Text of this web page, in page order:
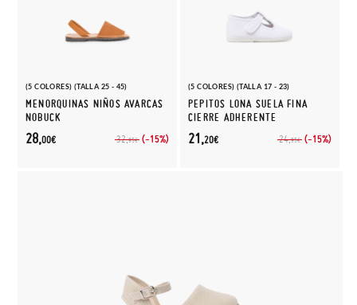
(5 COLORES) (TALLA 25 - 45)
MENORQUINAS NIÑOS AVARCAS
NOBUCK
32,95€ (-15%)
28,00€
(5 COLORES) (TALLA 17 - 23)
PEPITOS LONA SUELA FINA
CIERRE ADHERENTE
24,95€ (-15%)
21,20€